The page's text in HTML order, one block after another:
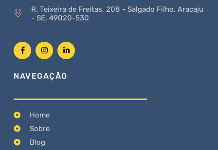
R. Teixeira de Freitas, 208 - Salgado Filho, Aracaju
- SE, 49020-530
NAVEGAÇÃO
Home
Sobre
Blog